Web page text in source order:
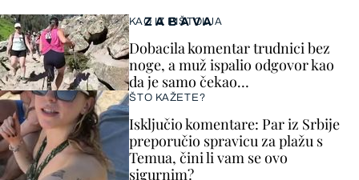
ZABAVA
KAO IZ PIŠTOLJA
Dobacila komentar trudnici bez
noge, a muž ispalio odgovor kao
da je samo čekao…
ŠTO KAŽETE?
Isključio komentare: Par iz Srbije
preporučio spravicu za plažu s
Temua, čini li vam se ovo
sigurnim?